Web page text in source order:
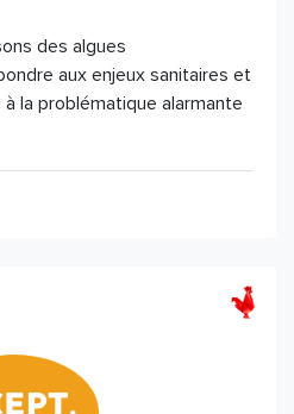
des algues
aux enjeux sanitaires et
la problématique alarmante